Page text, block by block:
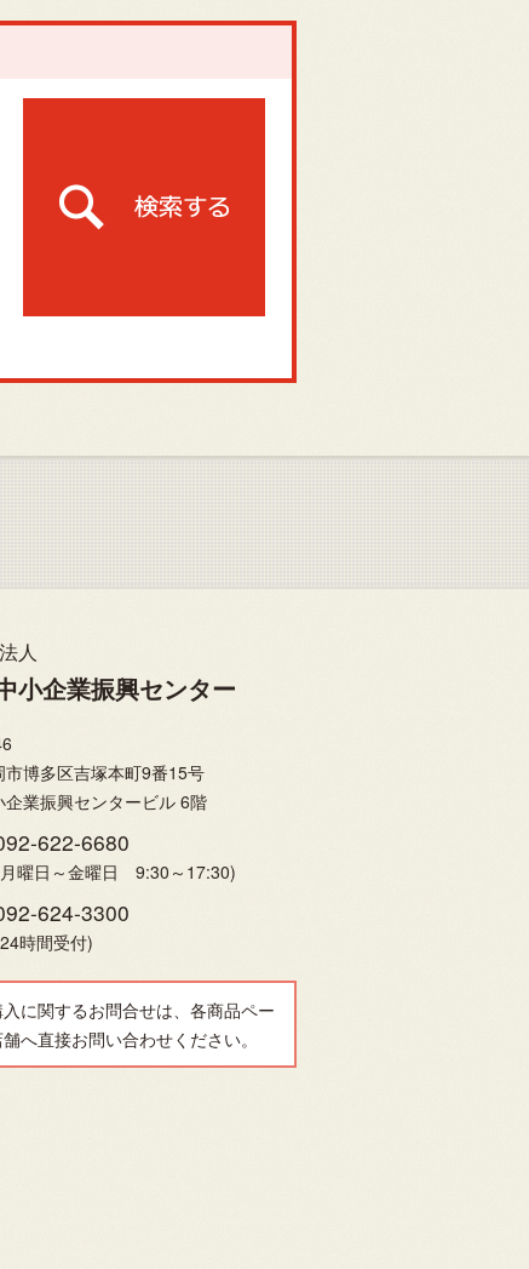
人
小企業振興センター
市博多区吉塚本町9番15号
企業振興センタービル 6階
622-6680
曜日～金曜日 9:30～17:30)
624-3300
時間受付)
に関するお問合せは、各商品ペー
へ直接お問い合わせください。